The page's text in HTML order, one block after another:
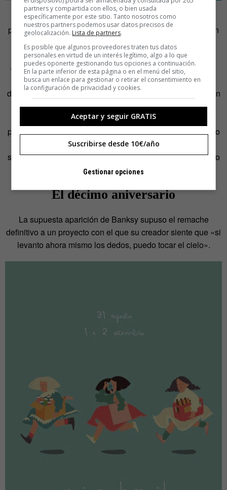
Hermida responde con una risa nerviosa cuando se le
pregunta si cree que es un auténtico Banksy (el primero en
España) el que luce en la actualidad en las calles de
Canido: «Yo quiero creer que sí –explica el artista–, el
dibujo tiene la firma del autor. Aparte, tiempo después del
suceso, recibí en mi buzón otro e-mail cuyo remitente era
del departamento de prensa de Banksy. En el mail venía un
PDF adjunto –quese puede leer aquí–, donde Banksy
explicaba que nunca confirmaba la autoría de sus obras,
pero que sí se manifestaba para desmentir aquellas que no
fuesen suyas, dando algunos ejemplos como un caso
sucedido en París en junio de 2018. Sobre la de Canido no
mencionaba nada».
El décimo aniversario
La supuesta aparición de Banksy supuso el remache
definitivo a un proyecto con el que su creador siente que «si
levanto ahora mismo los dedos, puedo tocar el cielo».
partners y compartida con ellos, o bien usada
específicamente por este sitio. Tanto nosotros como
nuestros partners podemos usar datos precisos de
geolocalización. Lista de partners.
Es posible que algunos proveedores traten tus datos
personales en virtud de un interés legítimo, algo a lo que
puedes oponerte gestionando tus opciones a continuación.
En la parte inferior de esta página o en el menú del sitio,
busca un enlace para gestionar o retirar el consentimiento en
la configuración de privacidad y cookies.
Aceptar y seguir GRATIS
Suscribirse desde 10€/año
Gestionar opciones